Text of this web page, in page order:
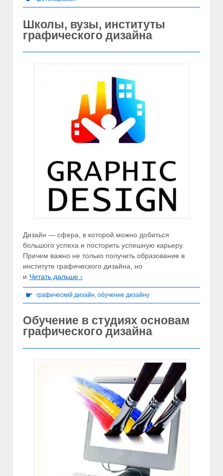
Школы, вузы, институты
графического дизайна
Дизайн — сфера, в которой можно добиться
большого успеха и посторить успешную карьеру.
Причем важно не только получить образование в
институте графического дизайна, но
и Читать дальше ›
☛ графический дизайн, обучение дизайну
Обучение в студиях основам
графического дизайна